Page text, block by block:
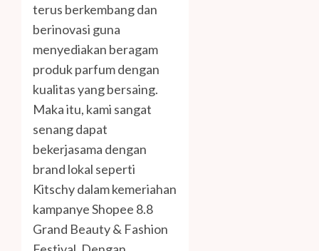
terus berkembang dan
berinovasi guna
menyediakan beragam
produk parfum dengan
kualitas yang bersaing.
Maka itu, kami sangat
senang dapat
bekerjasama dengan
brand lokal seperti
Kitschy dalam kemeriahan
kampanye Shopee 8.8
Grand Beauty & Fashion